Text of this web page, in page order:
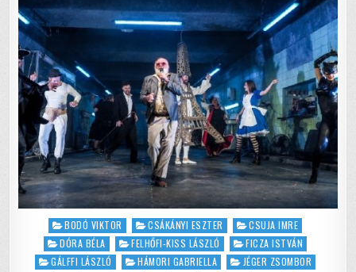
Posted
in
BODÓ VIKTOR CSÁKÁNYI ESZTER
CSUJA IMRE
DÓRA BÉLA
FELHŐFI-KISS LÁSZLÓ
FICZA ISTVÁN
GÁLFFI LÁSZLÓ
HÁMORI GABRIELLA
JÉGER ZSOMBOR